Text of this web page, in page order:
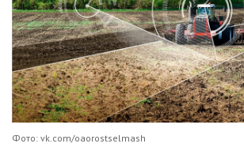
Фото: vk.com/oaorostselmash